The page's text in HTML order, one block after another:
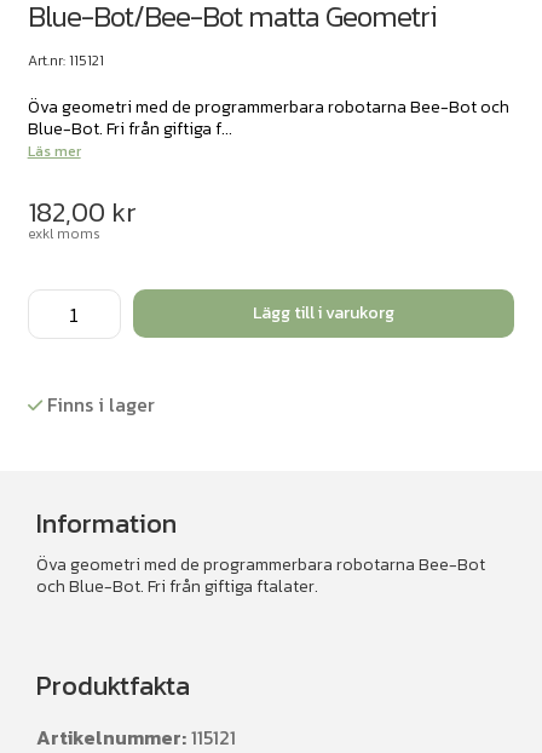
Blue-Bot/Bee-Bot matta Geometri
Art.nr: 115121
Öva geometri med de programmerbara robotarna Bee-Bot och
Blue-Bot. Fri från giftiga f...
Läs mer
182,00 kr
exkl moms
Blue-
Bot/Bee-
matta
Lägg till i varukorg
Finns i lager
Information
Öva geometri med de programmerbara robotarna Bee-Bot
och Blue-Bot. Fri från giftiga ftalater.
Produktfakta
Artikelnummer:115121